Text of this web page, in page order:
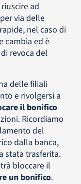
ad
via delle
nel caso di
cambia ed è
revoca del
delle filiali
e rivolgersi a
il bonifico
Ricordiamo
del
dalla banca,
stata trasferita.
bloccare il
un bonifico.